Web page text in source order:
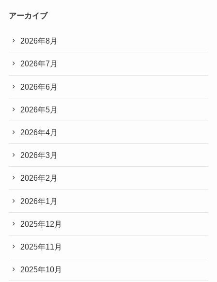
アーカイブ
2026年8月
2026年7月
2026年6月
2026年5月
2026年4月
2026年3月
2026年2月
2026年1月
2025年12月
2025年11月
2025年10月